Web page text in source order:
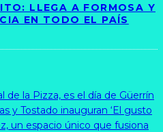
LLEGA A FORMOSA Y
EN TODO EL PAÍS
de la Pizza, es el día de Güerrín
y Tostado inauguran ‘El gusto
un espacio único que fusiona